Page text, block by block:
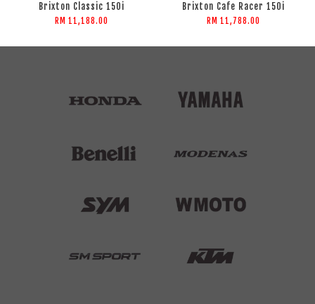
Brixton Classic 150i
RM 11,188.00
Brixton Cafe Racer 150i
RM 11,788.00